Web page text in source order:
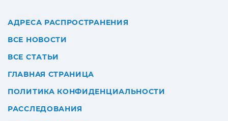
АДРЕСА РАСПРОСТРАНЕНИЯ
ВСЕ НОВОСТИ
ВСЕ СТАТЬИ
ГЛАВНАЯ СТРАНИЦА
ПОЛИТИКА КОНФИДЕНЦИАЛЬНОСТИ
РАССЛЕДОВАНИЯ